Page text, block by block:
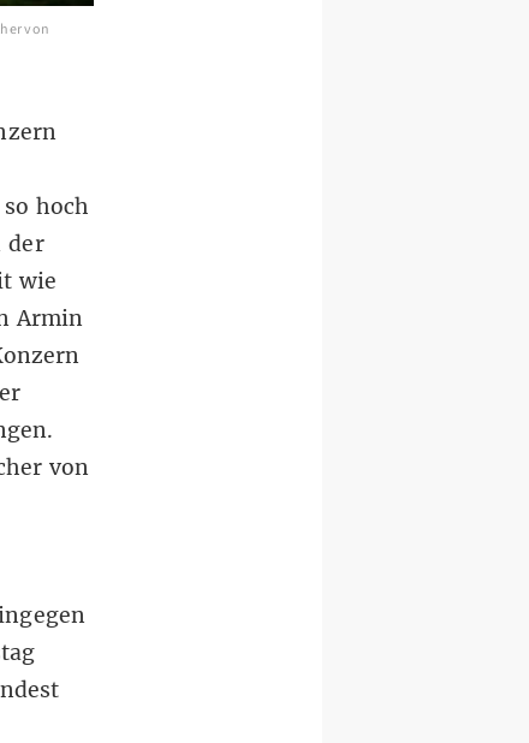
von
hoch
der
wie
Armin
von